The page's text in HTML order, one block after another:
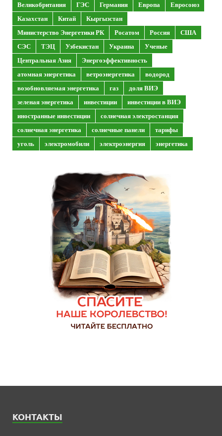
Великобритания
ГЭС Германия Европа
Евросоюз
Казахстан
Китай
Кыргызстан
Министерство Энергетики РК
Росатом Россия
США
СЭС
ТЭЦ Узбекистан Украина
Ученые
Центральная Азия
Энергоэффективность
атомная энергетика
ветроэнергетика
водород
возобновляемая энергетика
газ
доля ВИЭ
зеленая энергетика
инвестиции
инвестиции в ВИЭ
иностранные инвестиции
солнечная электростанция
солнечная энергетика
солнечные панели
тарифы
уголь
электромобили электроэнергия энергетика
КОНТАКТЫ